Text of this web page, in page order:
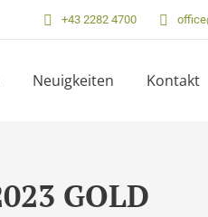
+43 2282 4700
Neuigkeiten Kontakt
GOLD